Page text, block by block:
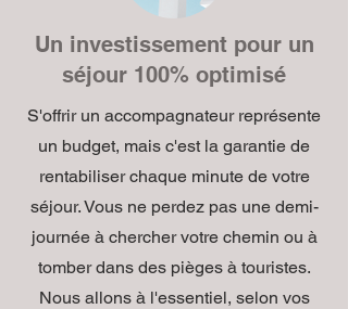
Un investissement pour un
séjour 100% optimisé
S'offrir un accompagnateur représente
un budget, mais c'est la garantie de
rentabiliser chaque minute de votre
séjour. Vous ne perdez pas une demi-
journée à chercher votre chemin ou à
tomber dans des pièges à touristes.
Nous allons à l'essentiel, selon vos